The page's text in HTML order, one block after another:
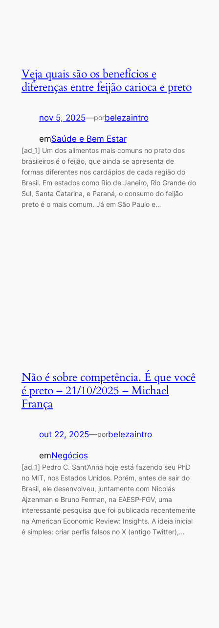
Veja quais são os benefícios e
diferenças entre feijão carioca e preto
nov 5, 2025—porbelezaintro
emSaúde e Bem Estar
[ad_1] Um dos alimentos mais comuns no prato dos
brasileiros é o feijão, que ainda se apresenta de
formas diferentes nos cardápios de cada região do
Brasil. Em estados como Rio de Janeiro, Rio Grande do
Sul, Santa Catarina, e Paraná, o consumo do feijão
preto é o mais comum. Já em São Paulo e…
Não é sobre competência. É que você
é preto – 21/10/2025 – Michael
França
out 22, 2025—porbelezaintro
emNegócios
[ad_1] Pedro C. Sant’Anna hoje está fazendo seu PhD
no MIT, nos Estados Unidos. Porém, antes de sair do
Brasil, ele desenvolveu, juntamente com Nicolás
Ajzenman e Bruno Ferman, na EAESP-FGV, uma
interessante pesquisa que foi publicada recentemente
na American Economic Review: Insights. A ideia inicial
é simples: criar perfis falsos no X (antigo Twitter),…